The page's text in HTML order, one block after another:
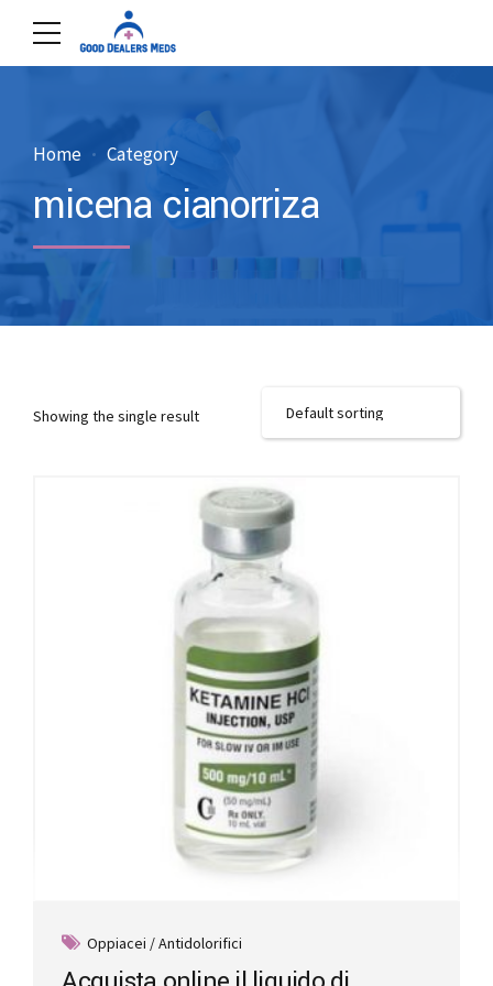
Home Category
micena cianorriza
Showing the single result
Oppiacei / Antidolorifici